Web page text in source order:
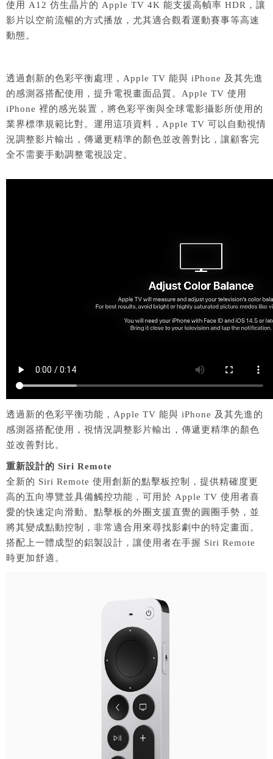
使用 A12 仿生晶片的 Apple TV 4K 能支援高幀率 HDR，讓
影片以空前流暢的方式播放，尤其適合觀看運動賽事等高速
動態。
透過創新的色彩平衡處理，Apple TV 能與 iPhone 及其先進
的感測器搭配使用，提升電視畫面品質。Apple TV 使用
iPhone 裡的感光裝置，將色彩平衡與全球電影攝影所使用的
業界標準規範比對。運用這項資料，Apple TV 可以自動視情
況調整影片輸出，傳遞更精準的顏色並改善對比，讓顧客完
全不需要手動調整電視設定。
透過新的色彩平衡功能，Apple TV 能與 iPhone 及其先進的
感測器搭配使用，視情況調整影片輸出，傳遞更精準的顏色
並改善對比。
重新設計的 Siri Remote
全新的 Siri Remote 使用創新的點擊板控制，提供精確度更
高的五向導覽並具備觸控功能，可用於 Apple TV 使用者喜
愛的快速定向滑動。點擊板的外圈支援直覺的圓圈手勢，並
將其變成點動控制，非常適合用來尋找影劇中的特定畫面。
搭配上一體成型的鋁製設計，讓使用者在手握 Siri Remote
時更加舒適。